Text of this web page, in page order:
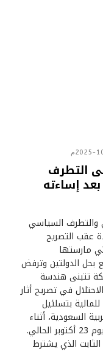
التطرف
إساءته
والتطرف السياسي
عقب التصريح
مارستها
بحل الدولتين وترفض
تتبنى هندسة
في تصريح أثار
بتسلئيل
السعودية، أثناء
مؤتمر نظمه معهد “تزوميت” في القدس يوم 23 أكتوبر الحالي.
الذي يشترط